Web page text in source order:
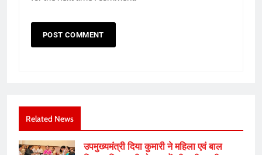
Related News
उपमुख्यमंत्री दिया कुमारी ने महिला एवं बाल